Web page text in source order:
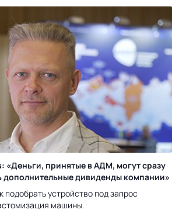
«Деньги, принятые в АДМ, могут сразу
дополнительные дивиденды компании»
устройство под запрос
машины.